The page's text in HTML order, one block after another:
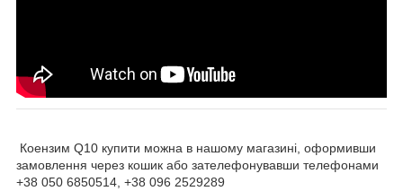
Коензим Q10 купити можна в нашому магазині, оформивши
замовлення через кошик або зателефонувавши телефонами
+38 050 6850514, +38 096 2529289